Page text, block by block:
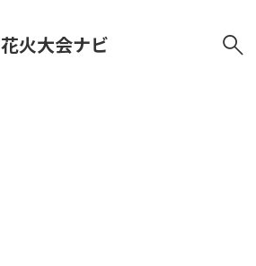
花火大会ナビ